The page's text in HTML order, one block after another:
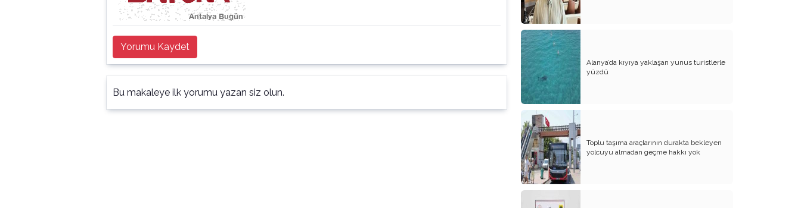
Yorumu Kaydet
Bu makaleye ilk yorumu yazan siz olun.
Canım Yurdum İnsanları - 1
Bu Yazım Sözde Değil Özde
Müslüman Olan Ülkeler İçindir!!
Aileme Duyduğum Özlem
Kırtasiye Vurgunu
Dijital Çağın Çocukları
Sıcak, Sıcak Çok Sıcak !!
FİKRET OTYAM’IN ANISINA
BİZDE KAÇ ROWAN VAR ACABA?
Alanya’da kıyıya yaklaşan yunus turistlerle
yüzdü
Toplu taşıma araçlarının durakta bekleyen
yolcuyu almadan geçme hakkı yok